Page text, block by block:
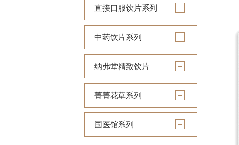
直接口服饮片系列
中药饮片系列
纳弗堂精致饮片
菁菁花草系列
国医馆系列